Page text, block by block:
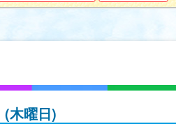
(木曜日)